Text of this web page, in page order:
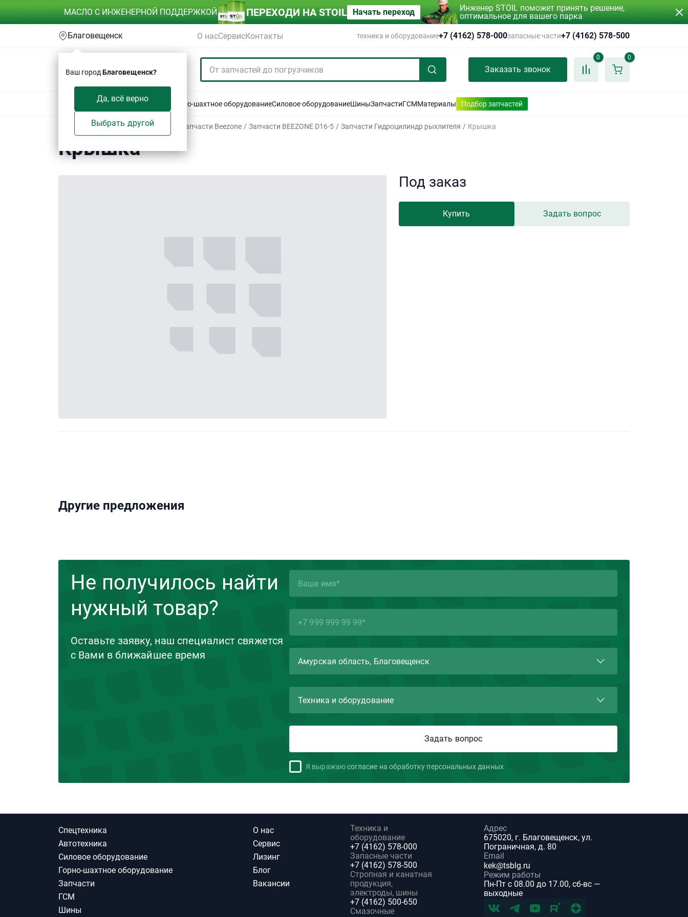
МАСЛО С ИНЖЕНЕРНОЙ ПОДДЕРЖКОЙ ПЕРЕХОДИ НА STOIL Начать переход
Инженер STOIL поможет принять решение,
оптимальное для вашего парка
Благовещенск
Ваш город Благовещенск?
Да, всё верно
Выбрать другой
О насСервисКонтакты техника и оборудование+7 (4162) 578-000запасные части+7 (4162) 578-500
Заказать звонок
0 0
СпецтехникаАвтотехника Горно-шахтное оборудованиеСиловое оборудованиеШиныЗапчастиГСММатериалы Подбор запчастей
Техсервис / Электронный каталог Запчасти Beezone / Запчасти BEEZONE D16-5 / Запчасти Гидроцилиндр рыхлителя / Крышка
Крышка
Под заказ
Купить Задать вопрос
Другие предложения
Не получилось найти
нужный товар?
Оставьте заявку, наш специалист свяжется
с Вами в ближайшее время
Я выражаюсогласие на обработку персональных данных
Спецтехника
Автотехника
Силовое оборудование
Горно-шахтное оборудование
Запчасти
ГСМ
Шины
О нас
Сервис
Лизинг
Блог
Вакансии
Техника и
оборудование
+7 (4162) 578-000
Запасные части
+7 (4162) 578-500
Стропная и канатная
продукция,
электроды, шины
+7 (4162) 500-650
Смазочные
Адрес
675020, г. Благовещенск, ул.
Пограничная, д. 80
Email
kek@tsblg.ru
Режим работы
Пн-Пт с 08.00 до 17.00, сб-вс —
выходные